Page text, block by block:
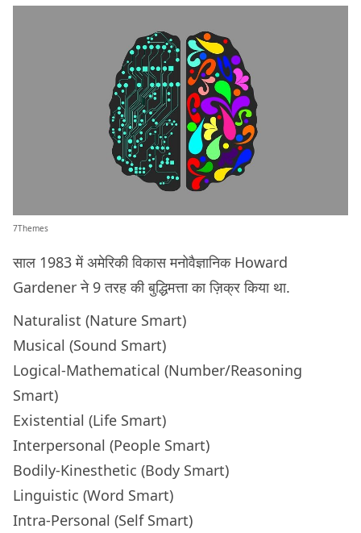
7Themes
साल 1983 में अमेरिकी विकास मनोवैज्ञानिक Howard
Gardener ने 9 तरह की बुद्धिमत्ता का ज़िक्र किया था.
Naturalist (Nature Smart)
Musical (Sound Smart)
Logical-Mathematical (Number/Reasoning
Smart)
Existential (Life Smart)
Interpersonal (People Smart)
Bodily-Kinesthetic (Body Smart)
Linguistic (Word Smart)
Intra-Personal (Self Smart)